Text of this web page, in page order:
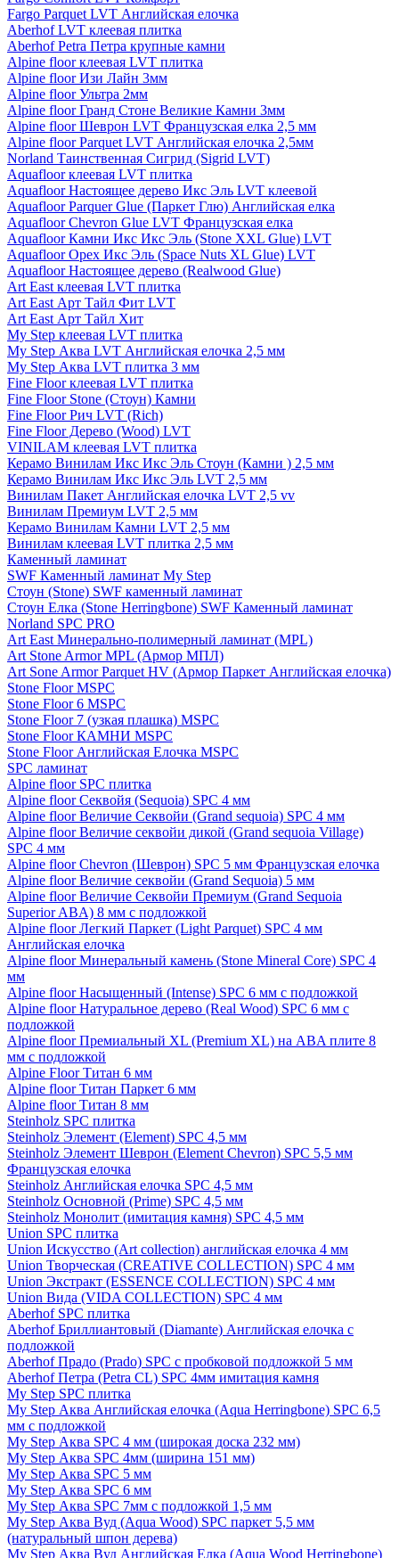
Fargo Parquet LVT Английская елочка
Aberhof LVT клеевая плитка
Aberhof Petra Петра крупные камни
Alpine floor клеевая LVT плитка
Alpine floor Изи Лайн 3мм
Alpine floor Ультра 2мм
Alpine floor Гранд Стоне Великие Камни 3мм
Alpine floor Шеврон LVT Французская елка 2,5 мм
Alpine floor Parquet LVT Английская елочка 2,5мм
Norland Таинственная Сигрид (Sigrid LVT)
Aquafloor клеевая LVT плитка
Aquafloor Настоящее дерево Икс Эль LVT клеевой
Aquafloor Parquer Glue (Паркет Глю) Английская елка
Aquafloor Chevron Glue LVT Французская елка
Aquafloor Камни Икс Икс Эль (Stone XXL Glue) LVT
Aquafloor Орех Икс Эль (Space Nuts XL Glue) LVT
Aquafloor Настоящее дерево (Realwood Glue)
Art East клеевая LVT плитка
Art East Арт Тайл Фит LVT
Art East Арт Тайл Хит
My Step клеевая LVT плитка
My Step Аква LVT Английская елочка 2,5 мм
My Step Аква LVT плитка 3 мм
Fine Floor клеевая LVT плитка
Fine Floor Stone (Стоун) Камни
Fine Floor Рич LVT (Rich)
Fine Floor Дерево (Wood) LVT
VINILAM клеевая LVT плитка
Керамо Винилам Икс Икс Эль Стоун (Камни ) 2,5 мм
Керамо Винилам Икс Икс Эль LVT 2,5 мм
Винилам Пакет Английская елочка LVT 2,5 vv
Винилам Премиум LVT 2,5 мм
Керамо Винилам Камни LVT 2,5 мм
Винилам клеевая LVT плитка 2,5 мм
Каменный ламинат
SWF Каменный ламинат My Step
Стоун (Stone) SWF каменный ламинат
Стоун Елка (Stone Herringbone) SWF Каменный ламинат
Norland SPC PRO
Art East Минерально-полимерный ламинат (MPL)
Art Stone Armor MPL (Армор МПЛ)
Art Sone Armor Parquet HV (Армор Паркет Английская елочка)
Stone Floor MSPC
Stone Floor 6 MSPC
Stone Floor 7 (узкая плашка) MSPC
Stone Floor КАМНИ MSPC
Stone Floor Английская Елочка MSPC
SPC ламинат
Alpine floor SPC плитка
Alpine floor Секвойя (Sequoia) SPC 4 мм
Alpine floor Величие Секвойи (Grand sequoia) SPC 4 мм
Alpine floor Величие секвойи дикой (Grand sequoia Village)
SPC 4 мм
Alpine floor Chevron (Шеврон) SPC 5 мм Французская елочка
Alpine floor Величие секвойи (Grand Sequoia) 5 мм
Alpine floor Величие Секвойи Премиум (Grand Sequoia
Superior ABA) 8 мм с подложкой
Alpine floor Легкий Паркет (Light Parquet) SPC 4 мм
Английская елочка
Alpine floor Минеральный камень (Stone Mineral Core) SPC 4
мм
Alpine floor Насыщенный (Intense) SPC 6 мм с подложкой
Alpine floor Натуральное дерево (Real Wood) SPC 6 мм с
подложкой
Alpine floor Премиальный XL (Premium XL) на ABA плите 8
мм с подложкой
Alpine Floor Титан 6 мм
Alpine floor Титан Паркет 6 мм
Alpine floor Титан 8 мм
Steinholz SPC плитка
Steinholz Элемент (Element) SPC 4,5 мм
Steinholz Элемент Шеврон (Element Chevron) SPC 5,5 мм
Французская елочка
Steinholz Английская елочка SPC 4,5 мм
Steinholz Основной (Prime) SPC 4,5 мм
Steinholz Монолит (имитация камня) SPC 4,5 мм
Union SPC плитка
Union Искусство (Art collection) английская елочка 4 мм
Union Творческая (CREATIVE COLLECTION) SPC 4 мм
Union Экстракт (ESSENCE COLLECTION) SPC 4 мм
Union Вида (VIDA COLLECTION) SPC 4 мм
Aberhof SPC плитка
Aberhof Бриллиантовый (Diamante) Английская елочка с
подложкой
Aberhof Прадо (Prado) SPC с пробковой подложкой 5 мм
Aberhof Петра (Petra CL) SPC 4мм имитация камня
My Step SPC плитка
My Step Аква Английская елочка (Aqua Herringbone) SPC 6,5
мм с подложкой
My Step Аква SPC 4 мм (широкая доска 232 мм)
My Step Аква SPC 4мм (ширина 151 мм)
My Step Аква SPC 5 мм
My Step Аква SPC 6 мм
My Step Аква SPC 7мм c подложкой 1,5 мм
My Step Аква Вуд (Aqua Wood) SPC паркет 5,5 мм
(натуральный шпон дерева)
My Step Аква Вуд Английская Елка (Aqua Wood Herringbone)